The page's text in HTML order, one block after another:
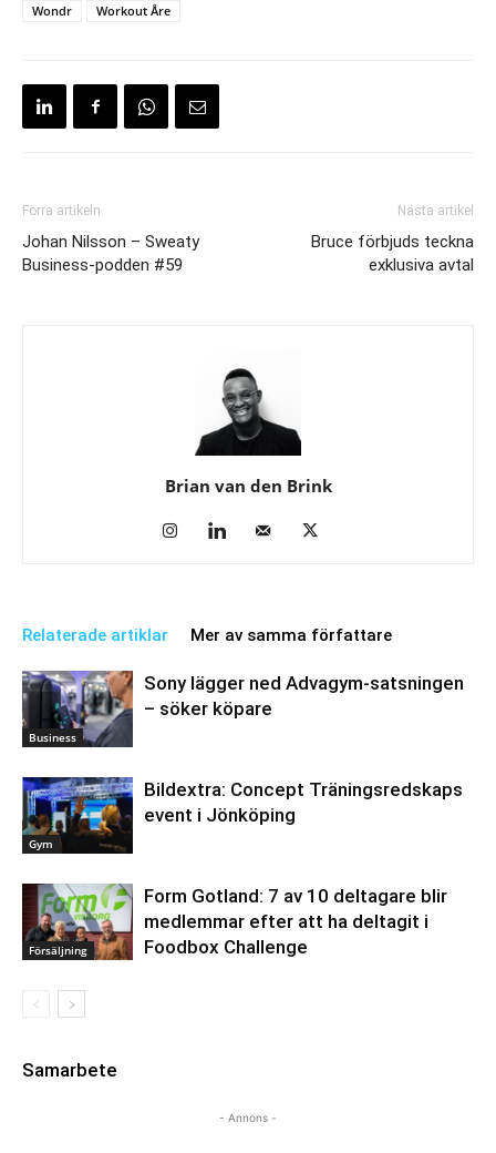
Wondr Workout Åre
Förra artikeln
Johan Nilsson – Sweaty
Business-podden #59
Nästa artikel
Bruce förbjuds teckna
exklusiva avtal
Brian van den Brink
Relaterade artiklar Mer av samma författare
Business
Sony lägger ned Advagym-satsningen
– söker köpare
Gym
Bildextra: Concept Träningsredskaps
event i Jönköping
Försäljning
Form Gotland: 7 av 10 deltagare blir
medlemmar efter att ha deltagit i
Foodbox Challenge
Samarbete
- Annons -